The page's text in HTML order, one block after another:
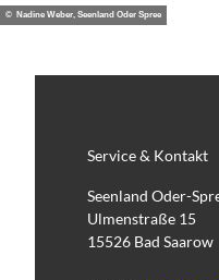
© Nadine Weber, Seenland Oder Spree
Service & Kontakt
Seenland Oder-
Ulmenstraße 15
15526 Bad Saarow